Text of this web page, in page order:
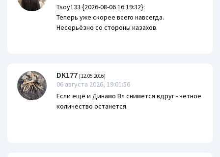
Tsoy133 {2026-08-06 16:19:32}:
Теперь уже скорее всего навсегда.
Несерьёзно со стороны казахов.
DK177 [12.05.2016]
06 августа 2026, 19:01:56
Если ещё и Динамо Вл снимется вдруг - четное
количество останется.